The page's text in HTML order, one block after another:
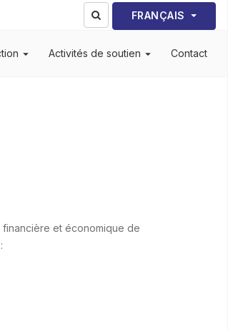
Sélectionnez votre
FRANÇAIS
Activités de soutien Contact
et économique de